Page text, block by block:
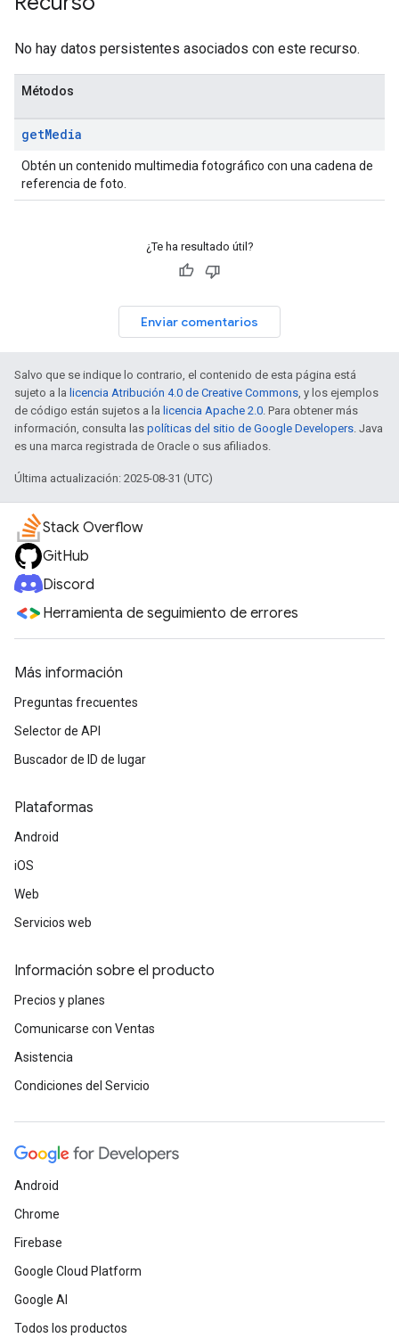
No hay datos persistentes asociados con este recurso.
Métodos
getMedia
Obtén un contenido multimedia fotográfico con una cadena de
referencia de foto.
¿Te ha resultado útil?
Enviar comentarios
Salvo que se indique lo contrario, el contenido de esta página está
sujeto a la licencia Atribución 4.0 de Creative Commons, y los ejemplos
de código están sujetos a la licencia Apache 2.0. Para obtener más
información, consulta las políticas del sitio de Google Developers. Java
es una marca registrada de Oracle o sus afiliados.
Última actualización: 2025-08-31 (UTC)
Stack Overflow
GitHub
Discord
Herramienta de seguimiento de errores
Más información
Preguntas frecuentes
Selector de API
Buscador de ID de lugar
Plataformas
Android
iOS
Web
Servicios web
Información sobre el producto
Precios y planes
Comunicarse con Ventas
Asistencia
Condiciones del Servicio
Android
Chrome
Firebase
Google Cloud Platform
Google AI
Todos los productos